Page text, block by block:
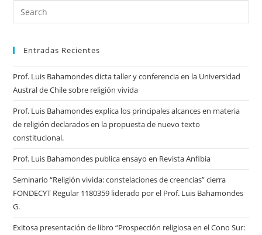
Entradas Recientes
Prof. Luis Bahamondes dicta taller y conferencia en la Universidad
Austral de Chile sobre religión vivida
Prof. Luis Bahamondes explica los principales alcances en materia
de religión declarados en la propuesta de nuevo texto
constitucional.
Prof. Luis Bahamondes publica ensayo en Revista Anfibia
Seminario “Religión vivida: constelaciones de creencias” cierra
FONDECYT Regular 1180359 liderado por el Prof. Luis Bahamondes
G.
Exitosa presentación de libro “Prospección religiosa en el Cono Sur: